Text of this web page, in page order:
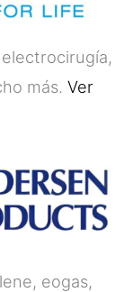
más. Ver
eogas,